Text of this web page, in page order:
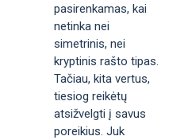
pasirenkamas, kai
netinka nei
simetrinis, nei
kryptinis rašto tipas.
Tačiau, kita vertus,
tiesiog reikėtų
atsižvelgti į savus
poreikius. Juk